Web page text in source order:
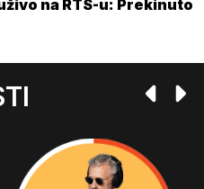
na RTS-u: Prekinuto